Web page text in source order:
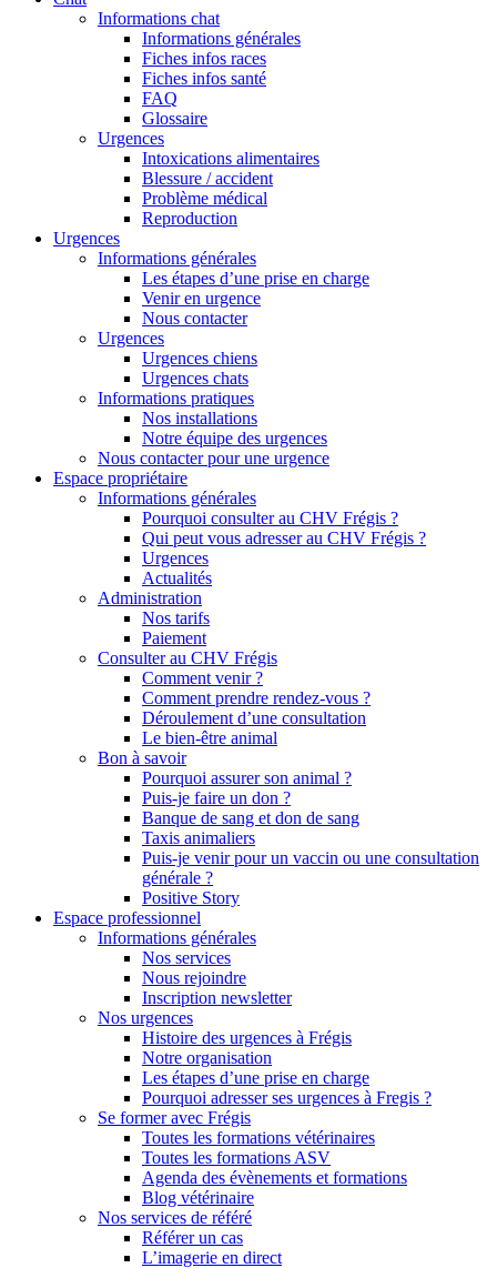
Informations chat
Informations générales
Fiches infos races
Fiches infos santé
FAQ
Glossaire
Urgences
Intoxications alimentaires
Blessure / accident
Problème médical
Reproduction
Urgences
Informations générales
Les étapes d’une prise en charge
Venir en urgence
Nous contacter
Urgences
Urgences chiens
Urgences chats
Informations pratiques
Nos installations
Notre équipe des urgences
Nous contacter pour une urgence
Espace propriétaire
Informations générales
Pourquoi consulter au CHV Frégis ?
Qui peut vous adresser au CHV Frégis ?
Urgences
Actualités
Administration
Nos tarifs
Paiement
Consulter au CHV Frégis
Comment venir ?
Comment prendre rendez-vous ?
Déroulement d’une consultation
Le bien-être animal
Bon à savoir
Pourquoi assurer son animal ?
Puis-je faire un don ?
Banque de sang et don de sang
Taxis animaliers
Puis-je venir pour un vaccin ou une consultation
générale ?
Positive Story
Espace professionnel
Informations générales
Nos services
Nous rejoindre
Inscription newsletter
Nos urgences
Histoire des urgences à Frégis
Notre organisation
Les étapes d’une prise en charge
Pourquoi adresser ses urgences à Fregis ?
Se former avec Frégis
Toutes les formations vétérinaires
Toutes les formations ASV
Agenda des évènements et formations
Blog vétérinaire
Nos services de référé
Référer un cas
L’imagerie en direct